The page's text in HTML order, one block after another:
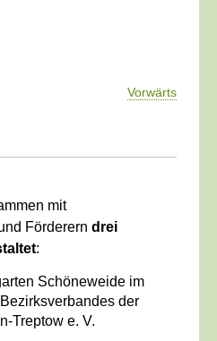
Vorwärts
mit
Förderern drei
:
Schöneweide im
der
Treptow e. V.